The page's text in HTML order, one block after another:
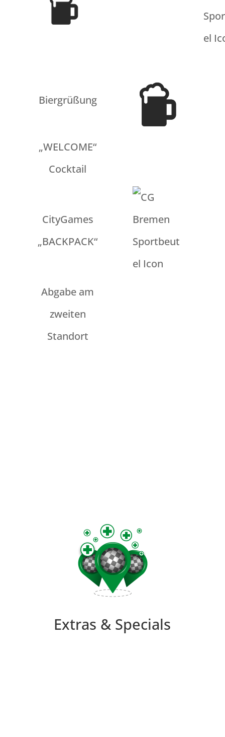
Biergrüßung
„WELCOME“
Cocktail
CityGames
„BACKPACK“
Abgabe am
zweiten
Standort
Extras & Specials